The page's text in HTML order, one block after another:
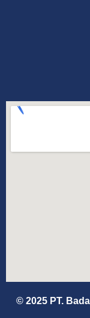
© 2025 PT.